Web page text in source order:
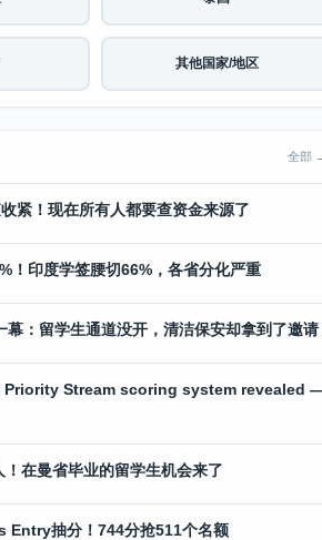
其他国家/地区
全部
紧！现在所有人都要查资金来源了
！印度学签腰切66%，各省分化严重
幕：留学生通道没开，清洁保安却拿到了邀请
Stream scoring system revealed
在曼省毕业的留学生机会来了
Entry抽分！744分抢511个名额